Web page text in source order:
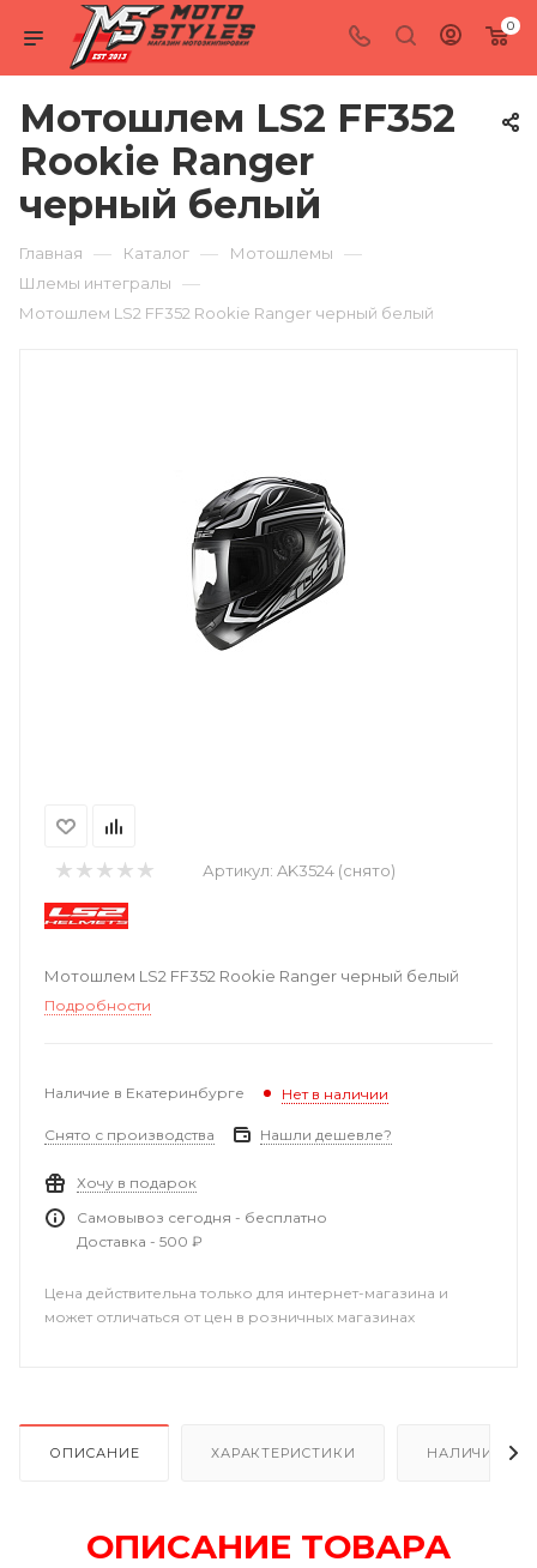
0
Мотошлем LS2 FF352
Rookie Ranger
черный белый
Главная — Каталог — Мотошлемы —
Шлемы интегралы —
Мотошлем LS2 FF352 Rookie Ranger черный белый
Артикул: AK3524 (снято)
Мотошлем LS2 FF352 Rookie Ranger черный белый
Подробности
Наличие в Екатеринбурге Нет в наличии
Снято с производства Нашли дешевле?
Хочу в подарок
Самовывоз сегодня - бесплатно
Доставка - 500 ₽
Цена действительна только для интернет-магазина и
может отличаться от цен в розничных магазинах
ОПИСАНИЕ ХАРАКТЕРИСТИКИ НАЛИЧИЕ В
ОПИСАНИЕ ТОВАРА